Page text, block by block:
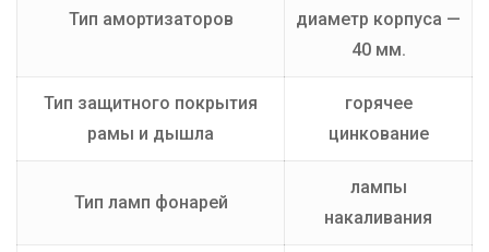
Тип амортизаторов
диаметр корпуса —
40 мм.
Тип защитного покрытия
рамы и дышла
горячее
цинкование
Тип ламп фонарей
лампы
накаливания